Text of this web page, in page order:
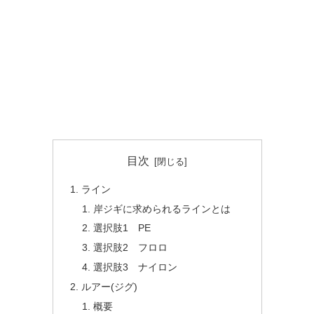
目次
ライン
岸ジギに求められるラインとは
選択肢1 PE
選択肢2 フロロ
選択肢3 ナイロン
ルアー(ジグ)
概要